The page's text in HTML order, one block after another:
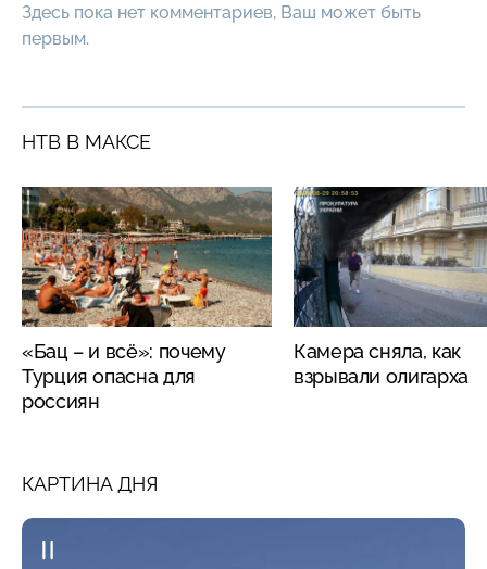
Здесь пока нет комментариев, Ваш может быть
первым.
НТВ В МАКСЕ
«Бац – и всё»: почему
Турция опасна для
россиян
Камера сняла, как
взрывали олигарха
КАРТИНА ДНЯ